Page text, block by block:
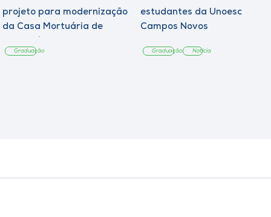
projeto para modernização
da Casa Mortuária de
Graduação
estudantes da Unoesc
Campos Novos
Graduação Notícia